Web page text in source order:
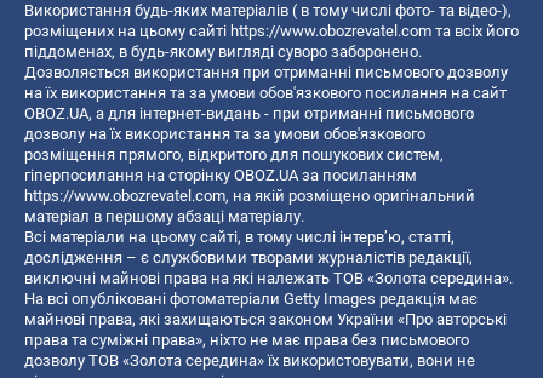
Використання будь-яких матеріалів ( в тому числі фото- та відео-),
розміщених на цьому сайті https://www.obozrevatel.com та всіх його
піддоменах, в будь-якому вигляді суворо заборонено.
Дозволяється використання при отриманні письмового дозволу
на їх використання та за умови обов'язкового посилання на сайт
OBOZ.UA, а для інтернет-видань - при отриманні письмового
дозволу на їх використання та за умови обов'язкового
розміщення прямого, відкритого для пошукових систем,
гіперпосилання на сторінку OBOZ.UA за посиланням
https://www.obozrevatel.com, на якій розміщено оригінальний
матеріал в першому абзаці матеріалу.
Всі матеріали на цьому сайті, в тому числі інтерв’ю, статті,
дослідження – є службовими творами журналістів редакції,
виключні майнові права на які належать ТОВ «Золота середина».
На всі опубліковані фотоматеріали Getty Images редакція має
майнові права, які захищаються законом України «Про авторські
права та суміжні права», ніхто не має права без письмового
дозволу ТОВ «Золота середина» їх використовувати, вони не